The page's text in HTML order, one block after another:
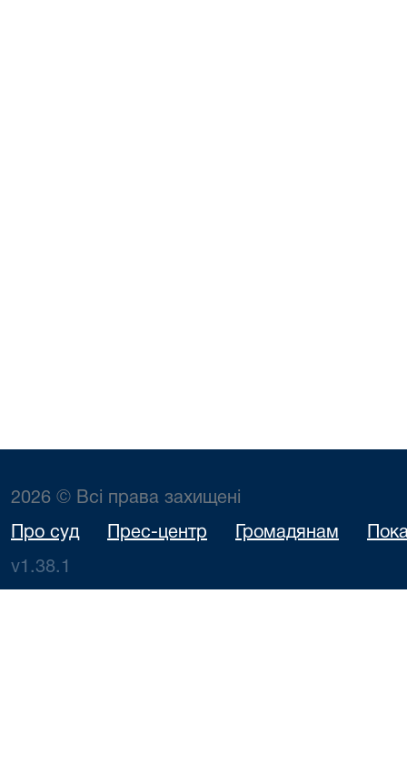
2026 © Всі права захищені
Про суд Прес-центр Громадянам
v1.38.1